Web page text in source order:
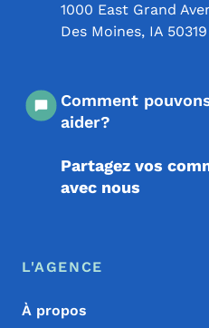
1000 East Grand
Des Moines, IA 50319
Comment
aider?
Partagez vos
avec nous
Menu de pied de page
Footer
L'AGENCE
À propos